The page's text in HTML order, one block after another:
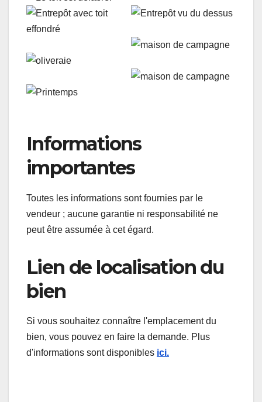
Informations
importantes
Toutes les informations sont fournies par le
vendeur ; aucune garantie ni responsabilité ne
peut être assumée à cet égard.
Lien de localisation du
bien
Si vous souhaitez connaître l'emplacement du
bien, vous pouvez en faire la demande. Plus
d'informations sont disponibles ici.